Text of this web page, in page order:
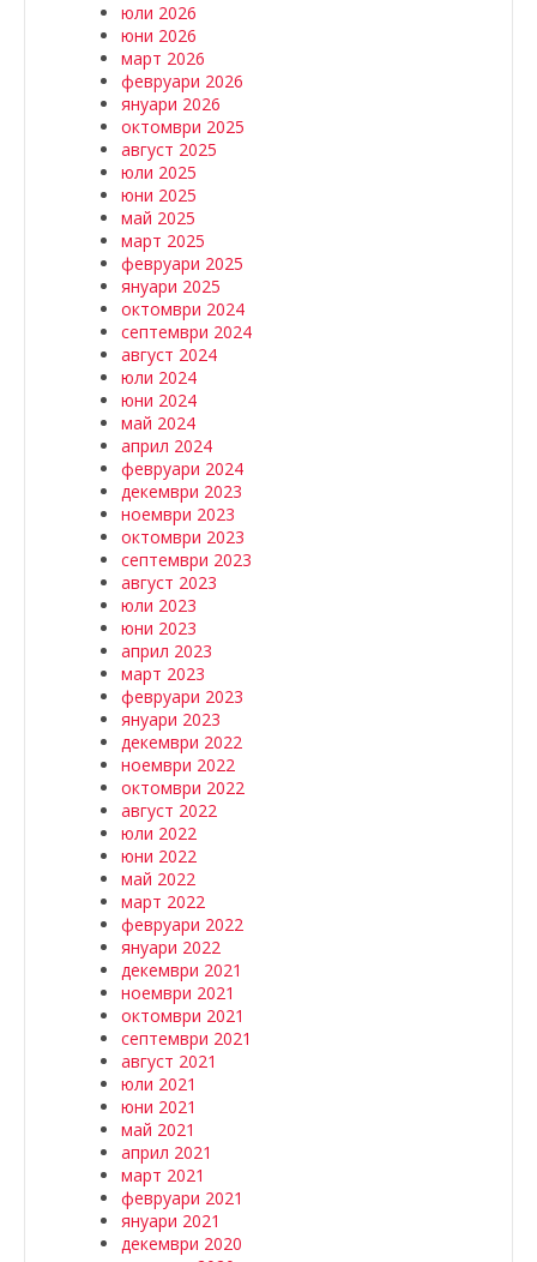
юли 2026
юни 2026
март 2026
февруари 2026
януари 2026
октомври 2025
август 2025
юли 2025
юни 2025
май 2025
март 2025
февруари 2025
януари 2025
октомври 2024
септември 2024
август 2024
юли 2024
юни 2024
май 2024
април 2024
февруари 2024
декември 2023
ноември 2023
октомври 2023
септември 2023
август 2023
юли 2023
юни 2023
април 2023
март 2023
февруари 2023
януари 2023
декември 2022
ноември 2022
октомври 2022
август 2022
юли 2022
юни 2022
май 2022
март 2022
февруари 2022
януари 2022
декември 2021
ноември 2021
октомври 2021
септември 2021
август 2021
юли 2021
юни 2021
май 2021
април 2021
март 2021
февруари 2021
януари 2021
декември 2020